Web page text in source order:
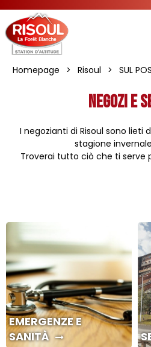
Homepage > Risoul > SUL
NEGOZI E
I negozianti di Risoul sono
stagione
Troverai tutto ciò che ti serve
EMERGENZE E
SANITÀ